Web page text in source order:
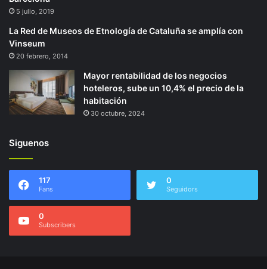
5 julio, 2019
La Red de Museos de Etnología de Cataluña se amplía con
Vinseum
20 febrero, 2014
Mayor rentabilidad de los negocios
hoteleros, sube un 10,4% el precio de la
habitación
30 octubre, 2024
Siguenos
117
Fans
0
Seguidors
0
Subscribers